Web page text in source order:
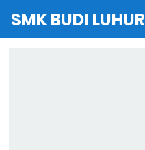
SMK BUDI LUHUR